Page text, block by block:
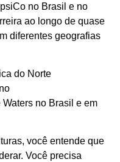
no Brasil e no
ao longo de quase
diferentes geografias
do Norte
no Brasil e em
você entende que
Você precisa